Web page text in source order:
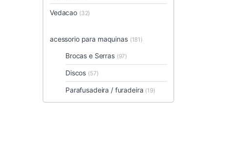
Vedacao (32)
acessorio para maquinas (181)
Brocas e Serras (97)
Discos (57)
Parafusadeira / furadeira (19)